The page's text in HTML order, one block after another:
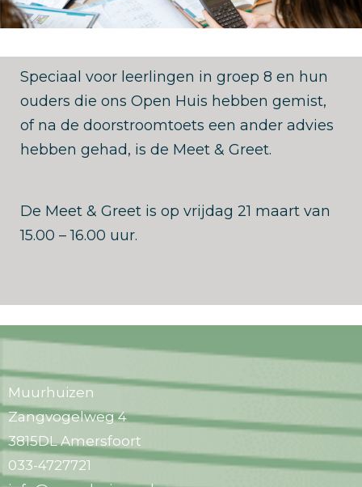
Interesse in onze school?
naar:
Zoekknop
Speciaal voor leerlingen in groep 8 en hun
ouders die ons Open Huis hebben gemist,
of na de doorstroomtoets een ander advies
hebben gehad, is de Meet & Greet.
De Meet & Greet is op vrijdag 21 maart van
15.00 – 16.00 uur.
Muurhuizen
Zangvogelweg 4
3815DL Amersfoort
033-4727721